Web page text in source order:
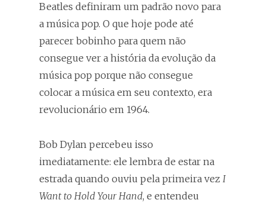
Beatles definiram um padrão novo para
a música pop. O que hoje pode até
parecer bobinho para quem não
consegue ver a história da evolução da
música pop porque não consegue
colocar a música em seu contexto, era
revolucionário em 1964.
Bob Dylan percebeu isso
imediatamente: ele lembra de estar na
estrada quando ouviu pela primeira vez I
Want to Hold Your Hand, e entendeu